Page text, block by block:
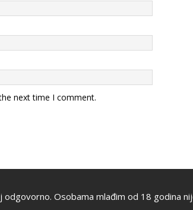
next time I comment.
Osobama mlađim od 18 godina